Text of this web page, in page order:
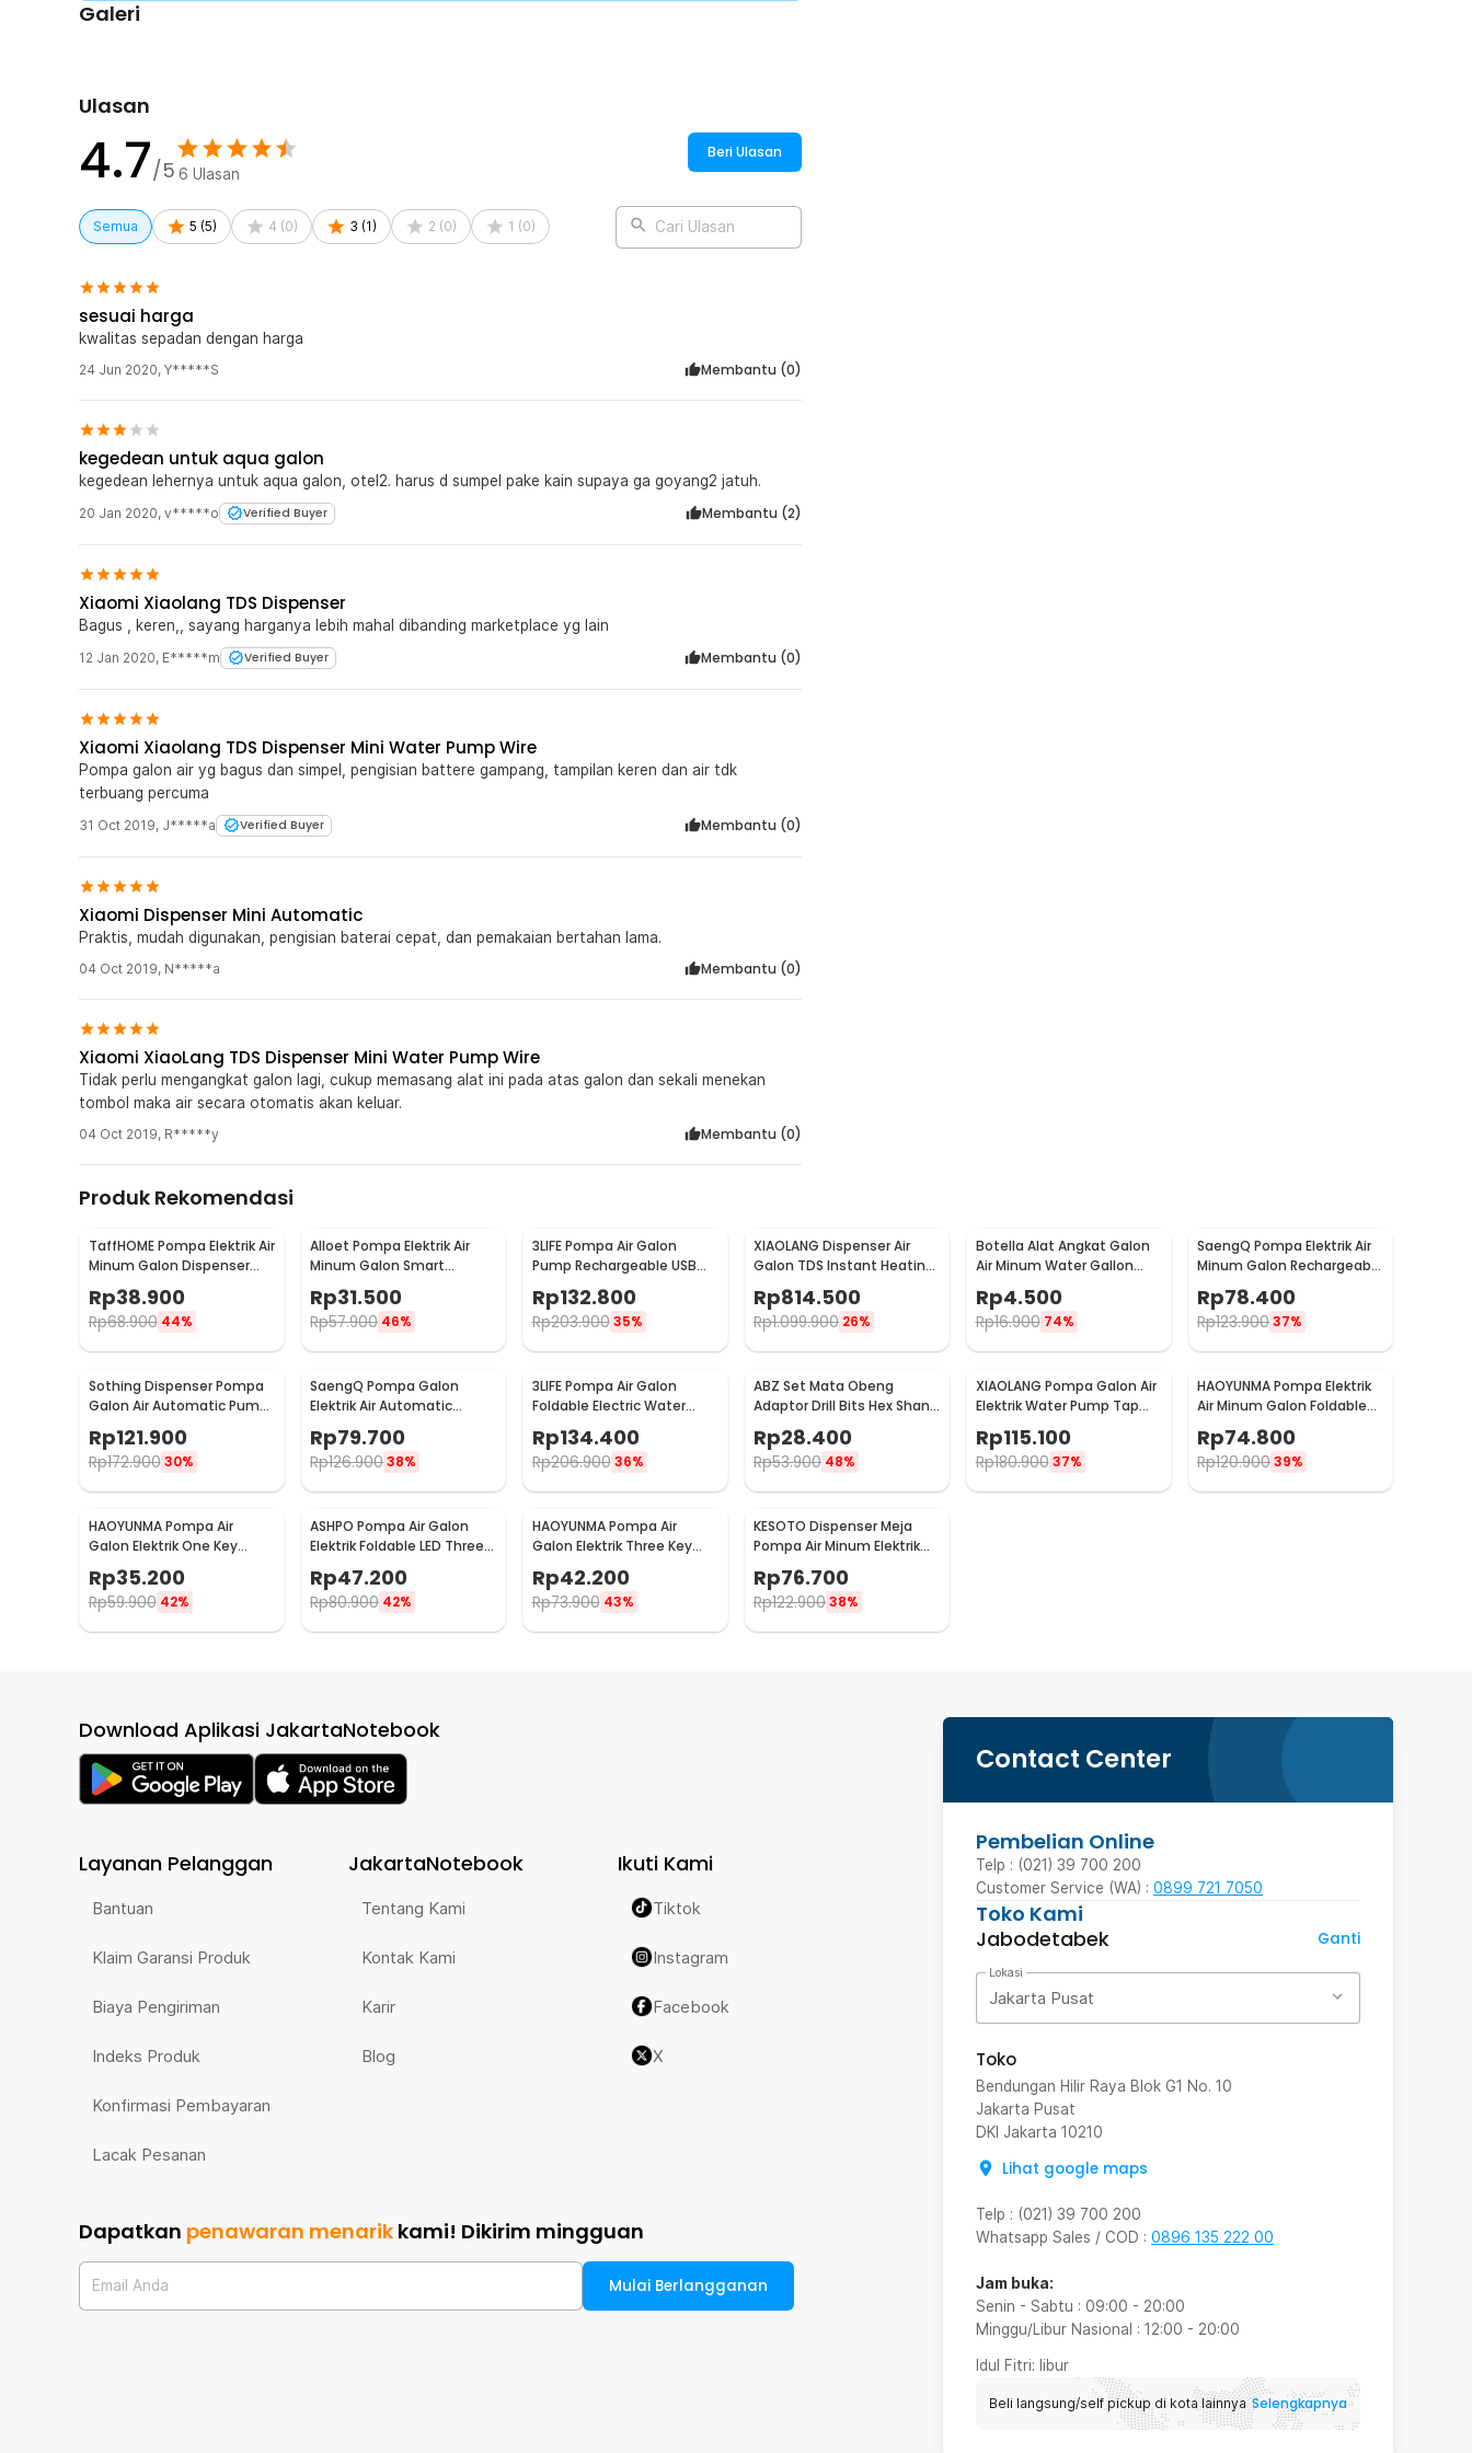
Galeri
Ulasan
4.7/5 6 Ulasan
Beri Ulasan
Semua 5 (5) 4 (0) 3 (1) 2 (0) 1 (0) Cari Ulasan
sesuai harga
kwalitas sepadan dengan harga
24 Jun 2020, Y*****S Membantu (0)
kegedean untuk aqua galon
kegedean lehernya untuk aqua galon, otel2. harus d sumpel pake kain supaya ga goyang2 jatuh.
20 Jan 2020, v*****o Verified Buyer Membantu (2)
Xiaomi Xiaolang TDS Dispenser
Bagus , keren,, sayang harganya lebih mahal dibanding marketplace yg lain
12 Jan 2020, E*****m Verified Buyer Membantu (0)
Xiaomi Xiaolang TDS Dispenser Mini Water Pump Wire
Pompa galon air yg bagus dan simpel, pengisian battere gampang, tampilan keren dan air tdk
terbuang percuma
31 Oct 2019, J*****a Verified Buyer Membantu (0)
Xiaomi Dispenser Mini Automatic
Praktis, mudah digunakan, pengisian baterai cepat, dan pemakaian bertahan lama.
04 Oct 2019, N*****a Membantu (0)
Xiaomi XiaoLang TDS Dispenser Mini Water Pump Wire
Tidak perlu mengangkat galon lagi, cukup memasang alat ini pada atas galon dan sekali menekan
tombol maka air secara otomatis akan keluar.
04 Oct 2019, R*****y Membantu (0)
Produk Rekomendasi
TaffHOME Pompa Elektrik Air
Minum Galon Dispenser
Rechargeable - K1
Rp38.900
Rp68.900 44%
Alloet Pompa Elektrik Air
Minum Galon Smart
Pumping Rechargeable - K-
1Rp31.500
Rp57.900 46%
3LIFE Pompa Air Galon
Pump Rechargeable USB
Touch Switch - PUMP002
Rp132.800
Rp203.900 35%
XIAOLANG Dispenser Air
Galon TDS Instant Heating
Water Pump - HD-JRSSQ01
Rp814.500
Rp1.099.900 26%
Botella Alat Angkat Galon
Air Minum Water Gallon
Rp4.500
Rp16.900 74%
SaengQ Pompa Elektrik Air
Minum Galon Rechargeable
Rp78.400
Rp123.90037%
Sothing Dispenser Pompa
Galon Air Automatic Pump
DSHJ-S-2004
Rp121.900
Rp172.900 30%
SaengQ Pompa Galon
Elektrik Air Automatic
Rp79.700
Rp126.90038%
3LIFE Pompa Air Galon
Foldable Electric Water
Pump Rechargeable - 012
Rp134.400
Rp206.900 36%
ABZ Set Mata Obeng
Adaptor Drill Bits Hex Shank
with Adaptor Universal -
LK010
Rp28.400
Rp53.900 48%
XIAOLANG Pompa Galon Air
Elektrik Water Pump Tap
ZDCSJ07
Rp115.100
Rp180.900 37%
HAOYUNMA Pompa Elektrik
Air Minum Galon Foldable
Rechargeable 1200mAh -
AP228
Rp74.800
Rp120.90039%
HAOYUNMA Pompa Air
Galon Elektrik One Key
Detachable 1200mAh - K1
Rp35.200
Rp59.900 42%
ASHPO Pompa Air Galon
Elektrik Foldable LED Three
Rp47.200
Rp80.900 42%
HAOYUNMA Pompa Air
Galon Elektrik Three Key
Rp42.200
Rp73.900 43%
KESOTO Dispenser Meja
Pompa Air Minum Elektrik
Desktop Rechargeable -
FY-817
Rp76.700
Rp122.90038%
Contact Center
Pembelian Online
Telp : (021) 39 700 200
Customer Service (WA) : 0899 721 7050
Toko Kami
Jabodetabek
Ganti
Lokasi
Jakarta Pusat
Toko
Bendungan Hilir Raya Blok G1 No. 10
Jakarta Pusat
DKI Jakarta 10210
Lihat google maps
Telp : (021) 39 700 200
Whatsapp Sales / COD : 0896 135 222 00
Jam buka:
Senin - Sabtu : 09:00 - 20:00
Minggu/Libur Nasional : 12:00 - 20:00
Idul Fitri: libur
Beli langsung/self pickup di kota lainnya Selengkapnya
Download Aplikasi JakartaNotebook
Layanan Pelanggan
Bantuan
Klaim Garansi Produk
Biaya Pengiriman
Indeks Produk
Konfirmasi Pembayaran
Lacak Pesanan
JakartaNotebook
Tentang Kami
Kontak Kami
Karir
Blog
Ikuti Kami
Tiktok
Instagram
Facebook
X
Dapatkan penawaran menarik kami! Dikirim mingguan
Email Anda Mulai Berlangganan